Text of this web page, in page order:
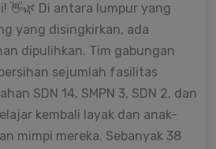
👋🌿 Di antara lumpur yang
yang disingkirkan, ada
dipulihkan. Tim gabungan
sejumlah fasilitas
SDN 14, SMPN 3, SDN 2, dan
kembali layak dan anak-
mimpi mereka. Sebanyak 38